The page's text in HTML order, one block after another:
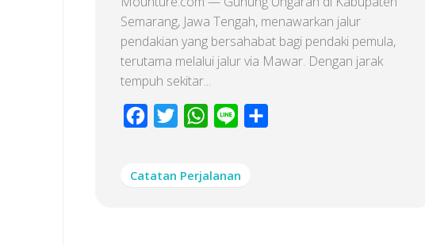
Semarang, Jawa Tengah, menawarkan jalur
pendakian yang bersahabat bagi pendaki pemula,
terutama melalui jalur via Mawar. Dengan jarak
tempuh sekitar...
Facebook
Twitter WhatsApp
Line
Catatan Perjalanan